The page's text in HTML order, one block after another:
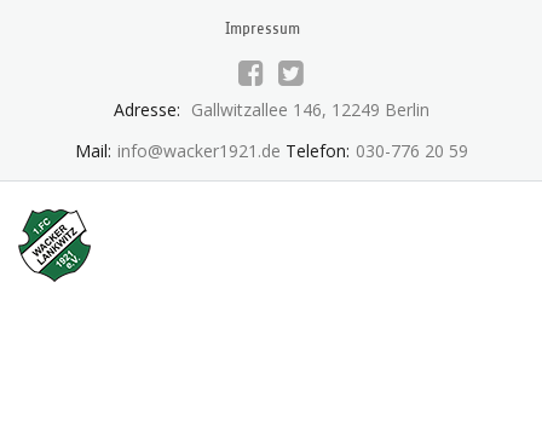
Impressum
Adresse: Gallwitzallee 146, 12249 Berlin
Mail: info@wacker1921.de Telefon: 030-776 20 59